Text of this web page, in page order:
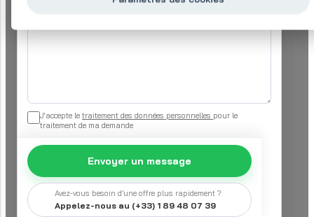
J'accepte le traitement des données personnelles pour le
traitement de ma demande
Envoyer un message
Avez-vous besoin d’une offre plus rapidement ?
Appelez-nous au (+33) 1 89 48 07 39